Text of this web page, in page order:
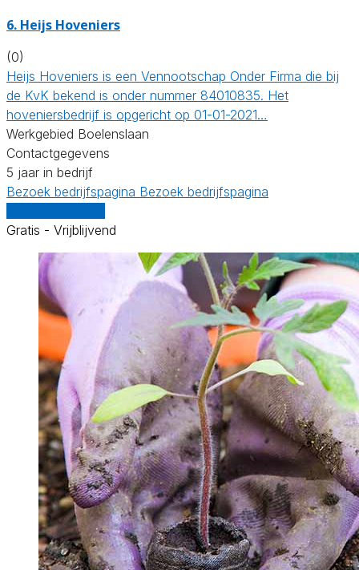
6. Heijs Hoveniers
(0)
Heijs Hoveniers is een Vennootschap Onder Firma die bij
de KvK bekend is onder nummer 84010835. Het
hoveniersbedrijf is opgericht op 01-01-2021…
Werkgebied Boelenslaan
Contactgegevens
5 jaar in bedrijf
Bezoek bedrijfspagina Bezoek bedrijfspagina
Gratis - Vrijblijvend